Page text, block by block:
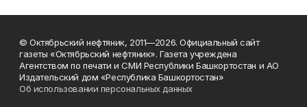
© Октябрьский нефтяник, 2011—2026. Официальный сайт
газеты «Октябрьский нефтяник». Газета учреждена
Агентством по печати и СМИ Республики Башкортостан и АО
Издательский дом «Республика Башкортостан»
Об использовании персональных данных